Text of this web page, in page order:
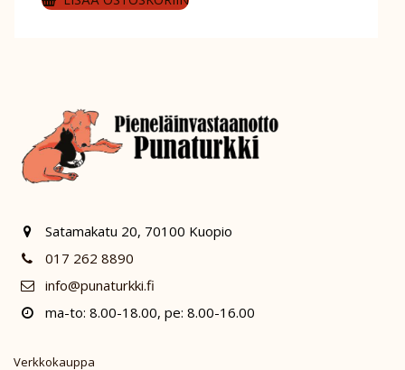
Satamakatu 20, 70100 Kuopio
017 262 8890
info@punaturkki.fi
ma-to: 8.00-18.00, pe: 8.00-16.00
Verkkokauppa